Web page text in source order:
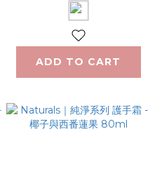
ADD TO CART